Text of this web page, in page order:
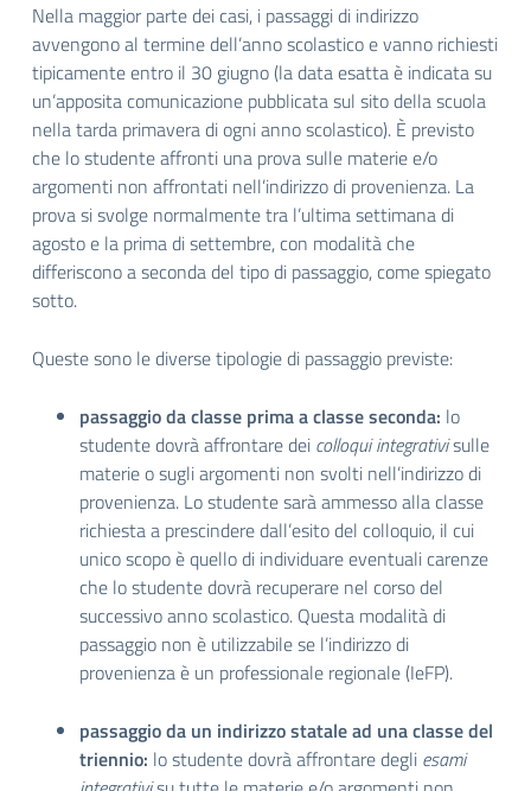
Nella maggior parte dei casi, i passaggi di indirizzo
avvengono al termine dell’anno scolastico e vanno richiesti
tipicamente entro il 30 giugno (la data esatta è indicata su
un’apposita comunicazione pubblicata sul sito della scuola
nella tarda primavera di ogni anno scolastico). È previsto
che lo studente affronti una prova sulle materie e/o
argomenti non affrontati nell’indirizzo di provenienza. La
prova si svolge normalmente tra l’ultima settimana di
agosto e la prima di settembre, con modalità che
differiscono a seconda del tipo di passaggio, come spiegato
sotto.
Queste sono le diverse tipologie di passaggio previste:
passaggio da classe prima a classe seconda: lo
studente dovrà affrontare dei colloqui integrativisulle
materie o sugli argomenti non svolti nell’indirizzo di
provenienza. Lo studente sarà ammesso alla classe
richiesta a prescindere dall’esito del colloquio, il cui
unico scopo è quello di individuare eventuali carenze
che lo studente dovrà recuperare nel corso del
successivo anno scolastico. Questa modalità di
passaggio non è utilizzabile se l’indirizzo di
provenienza è un professionale regionale (IeFP).
passaggio da un indirizzo statale ad una classe del
triennio: lo studente dovrà affrontare degli esami